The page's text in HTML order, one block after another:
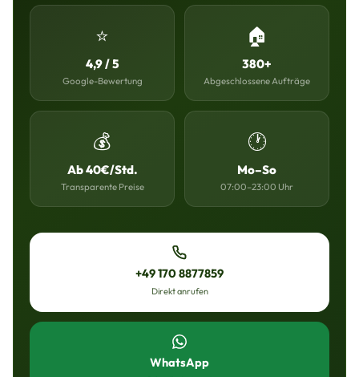
⭐
4,9 / 5
Google-Bewertung
🏠
380+
Abgeschlossene Aufträge
💰
Ab 40€/Std.
Transparente Preise
🕐
Mo–So
07:00–23:00 Uhr
+49 170 8877859
Direkt anrufen
WhatsApp